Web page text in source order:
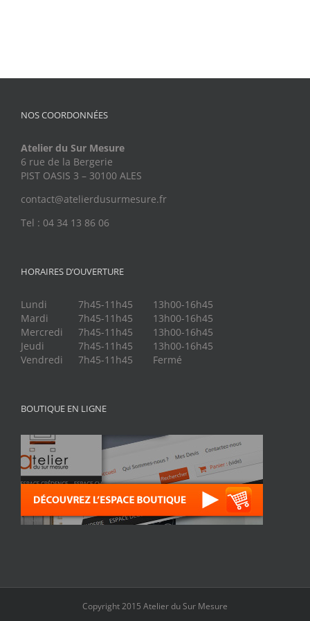
NOS COORDONNÉES
Atelier du Sur Mesure
6 rue de la Bergerie
PIST OASIS 3 – 30100 ALES
contact@atelierdusurmesure.fr
Tel : 04 34 13 86 06
HORAIRES D’OUVERTURE
Lundi 7h45-11h45
13h00-16h45
Mardi
7h45-11h45
13h00-16h45
Mercredi
7h45-11h45
13h00-16h45
Jeudi
7h45-11h45
13h00-16h45
Vendredi
7h45-11h45 Fermé
BOUTIQUE EN LIGNE
Copyright 2015 Atelier du Sur Mesure